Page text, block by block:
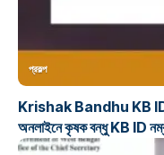
প্রকল্প
Krishak Bandhu KB
অনলাইনে কৃষক বন্ধু KB ID